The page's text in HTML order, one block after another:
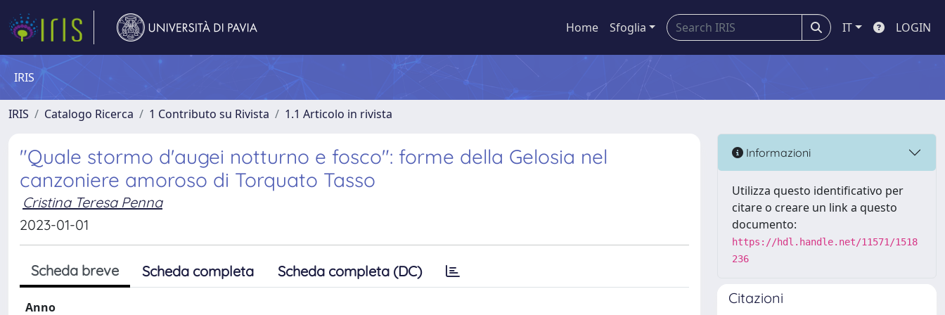
Home Sfoglia IT LOGIN
IRIS
IRIS Catalogo Ricerca 1 Contributo su Rivista 1.1 Articolo in rivista
"Quale stormo d'augei notturno e fosco": forme della Gelosia nel
canzoniere amoroso di Torquato Tasso
Cristina Teresa Penna
2023-01-01
Scheda breve Scheda completa Scheda completa (DC)
Anno
Informazioni
Utilizza questo identificativo per
citare o creare un link a questo
documento:
https://hdl.handle.net/11571/1518
236
Citazioni